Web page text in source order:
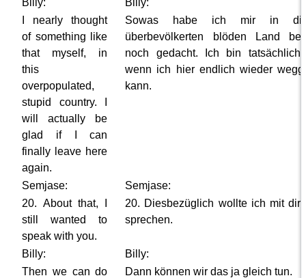
Billy:
Billy:
I nearly thought
of something like
that myself, in
this
overpopulated,
stupid country. I
will actually be
glad if I can
finally leave here
again.
Sowas habe ich mir in
überbevölkerten blöden Land
noch gedacht. Ich bin tatsächlich
wenn ich hier endlich wieder
kann.
Semjase:
Semjase:
20. About that, I
still wanted to
speak with you.
20. Diesbezüglich wollte ich mit dir
sprechen.
Billy:
Billy:
Then we can do
Dann können wir das ja gleich tun.